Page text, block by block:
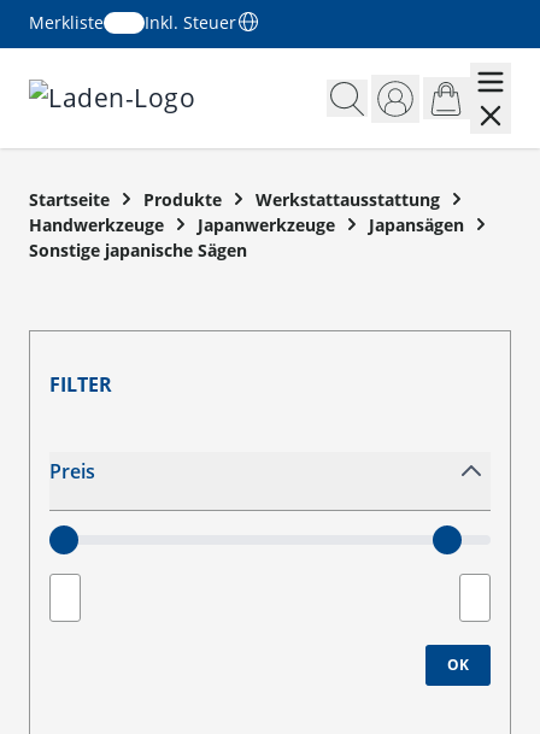
Merkliste
Inkl. Steuer
Startseite Produkte
Werkstattausstattung
Handwerkzeuge
Japanwerkzeuge
Japansägen
Sonstige japanische Sägen
FILTER
Preis
OK